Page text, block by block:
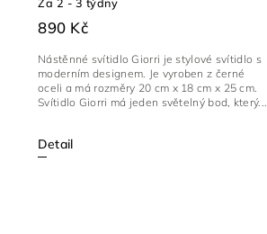
890 Kč
Detail
Nástěnné svítidlo Giorri je stylové svítidlo s
moderním designem. Je vyroben z černé
oceli a má rozměry 20 cm x 18 cm x 25 cm.
Svítidlo Giorri má jeden světelný bod, který...